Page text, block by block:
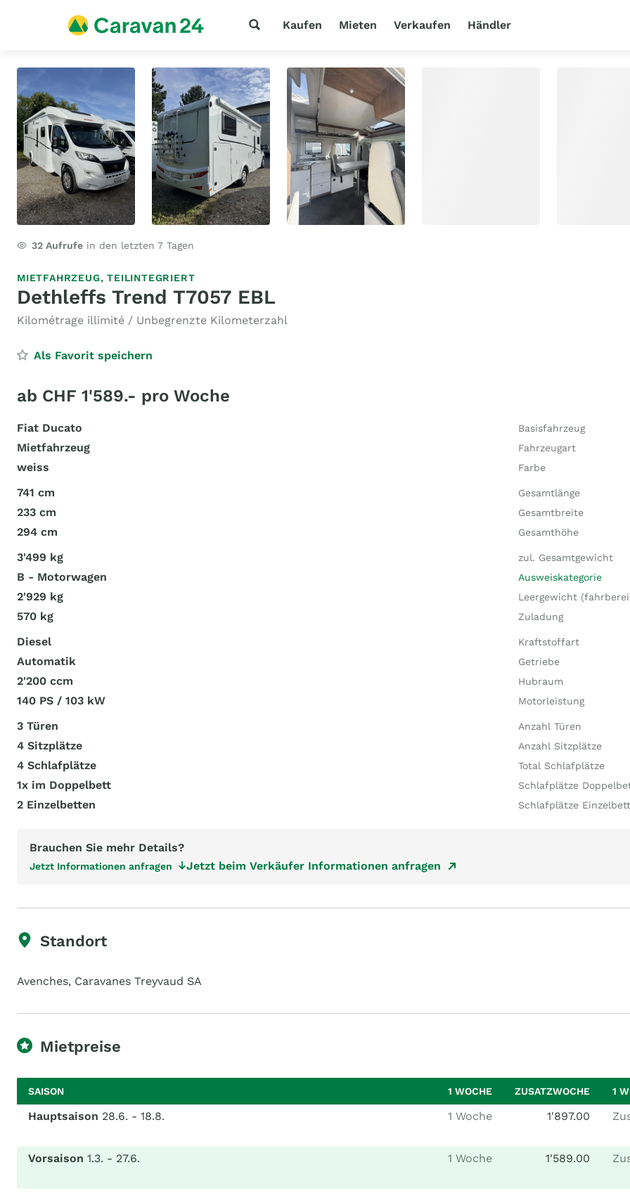
Kaufen Mieten Verkaufen Händler
32 Aufrufe in den letzten 7 Tagen
MIETFAHRZEUG,TEILINTEGRIERT
Dethleffs Trend T7057 EBL
Kilométrage illimité / Unbegrenzte Kilometerzahl
Als Favorit speichern
ab CHF 1'589.- pro Woche
Fiat Ducato Basisfahrzeug
Mietfahrzeug Fahrzeugart
weiss Farbe
741 cm Gesamtlänge
233 cm Gesamtbreite
294 cm Gesamthöhe
3'499 kg zul. Gesamtgewicht
B - Motorwagen Ausweiskategorie
2'929 kg Leergewicht
570 kg Zuladung
Diesel Kraftstoffart
Automatik Getriebe
2'200 ccm Hubraum
140 PS / 103 kW Motorleistung
3 Türen Anzahl Türen
4 Sitzplätze Anzahl Sitzplätze
4 Schlafplätze Total Schlafplätze
1x im Doppelbett Schlafplätze
2 Einzelbetten Schlafplätze Einzelbett
Brauchen Sie mehr Details?
Jetzt Informationen anfragen Jetzt beim Verkäufer Informationen anfragen
Standort
Avenches, Caravanes Treyvaud SA
Mietpreise
SAISON 1 WOCHE ZUSATZWOCHE 1
Hauptsaison 28.6. - 18.8. 1 Woche 1'897.00
Vorsaison 1.3. - 27.6. 1 Woche 1'589.00